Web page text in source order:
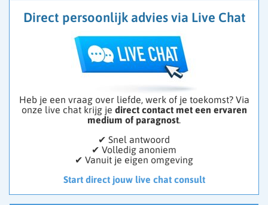
Direct persoonlijk advies via Live Chat
Heb je een vraag over liefde, werk of je toekomst? Via
onze live chat krijg je direct contact met een ervaren
medium of paragnost.
✔ Snel antwoord
✔ Volledig anoniem
✔ Vanuit je eigen omgeving
Start direct jouw live chat consult